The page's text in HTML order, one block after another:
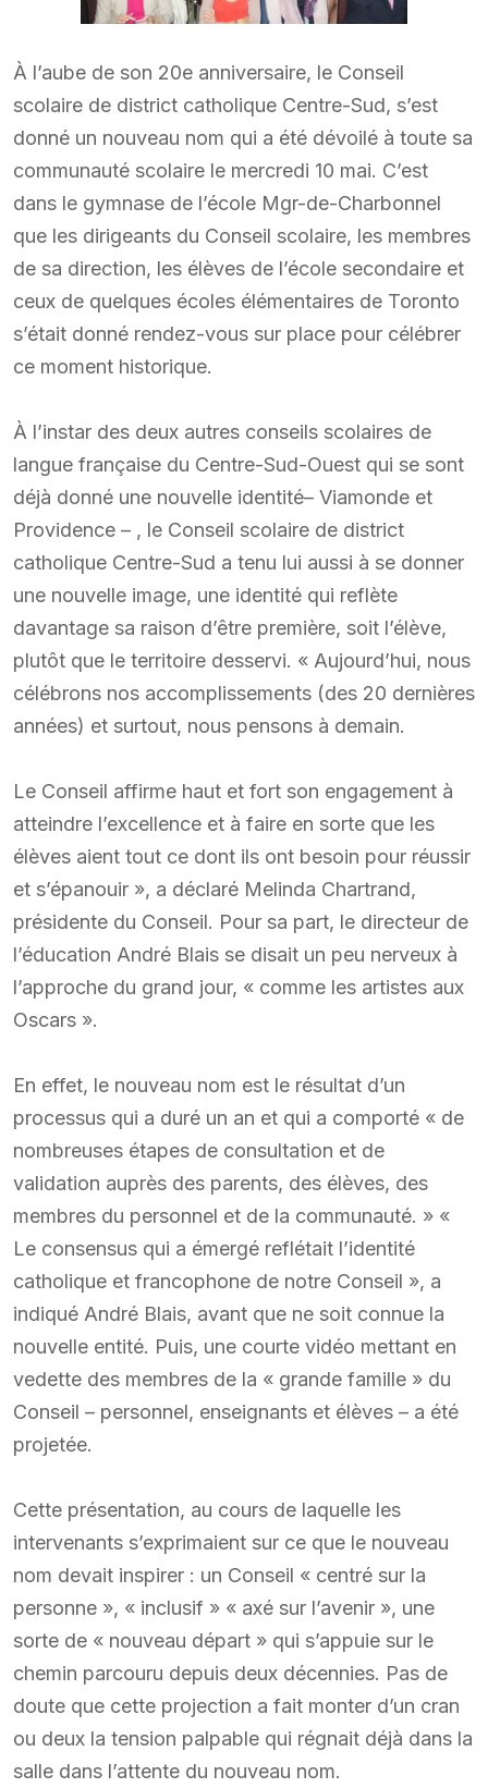
À l’aube de son 20e anniversaire, le Conseil
scolaire de district catholique Centre-Sud, s’est
donné un nouveau nom qui a été dévoilé à toute sa
communauté scolaire le mercredi 10 mai. C’est
dans le gymnase de l’école Mgr-de-Charbonnel
que les dirigeants du Conseil scolaire, les membres
de sa direction, les élèves de l’école secondaire et
ceux de quelques écoles élémentaires de Toronto
s’était donné rendez-vous sur place pour célébrer
ce moment historique.
À l’instar des deux autres conseils scolaires de
langue française du Centre-Sud-Ouest qui se sont
déjà donné une nouvelle identité– Viamonde et
Providence – , le Conseil scolaire de district
catholique Centre-Sud a tenu lui aussi à se donner
une nouvelle image, une identité qui reflète
davantage sa raison d’être première, soit l’élève,
plutôt que le territoire desservi. « Aujourd’hui, nous
célébrons nos accomplissements (des 20 dernières
années) et surtout, nous pensons à demain.
Le Conseil affirme haut et fort son engagement à
atteindre l’excellence et à faire en sorte que les
élèves aient tout ce dont ils ont besoin pour réussir
et s’épanouir », a déclaré Melinda Chartrand,
présidente du Conseil. Pour sa part, le directeur de
l’éducation André Blais se disait un peu nerveux à
l’approche du grand jour, « comme les artistes aux
Oscars ».
En effet, le nouveau nom est le résultat d’un
processus qui a duré un an et qui a comporté « de
nombreuses étapes de consultation et de
validation auprès des parents, des élèves, des
membres du personnel et de la communauté. » «
Le consensus qui a émergé reflétait l’identité
catholique et francophone de notre Conseil », a
indiqué André Blais, avant que ne soit connue la
nouvelle entité. Puis, une courte vidéo mettant en
vedette des membres de la « grande famille » du
Conseil – personnel, enseignants et élèves – a été
projetée.
Cette présentation, au cours de laquelle les
intervenants s’exprimaient sur ce que le nouveau
nom devait inspirer : un Conseil « centré sur la
personne », « inclusif » « axé sur l’avenir », une
sorte de « nouveau départ » qui s’appuie sur le
chemin parcouru depuis deux décennies. Pas de
doute que cette projection a fait monter d’un cran
ou deux la tension palpable qui régnait déjà dans la
salle dans l’attente du nouveau nom.